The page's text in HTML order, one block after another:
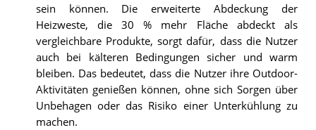
sein können. Die erweiterte Abdeckung der
Heizweste, die 30 % mehr Fläche abdeckt als
vergleichbare Produkte, sorgt dafür, dass die Nutzer
auch bei kälteren Bedingungen sicher und warm
bleiben. Das bedeutet, dass die Nutzer ihre Outdoor-
Aktivitäten genießen können, ohne sich Sorgen über
Unbehagen oder das Risiko einer Unterkühlung zu
machen.